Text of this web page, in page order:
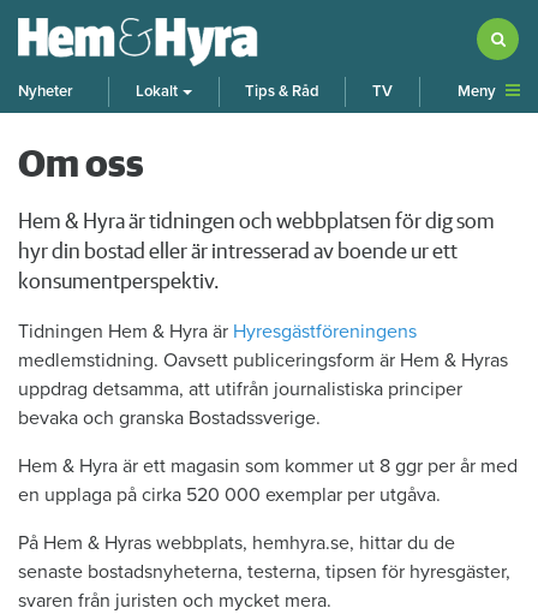
Nyheter Lokalt Tips & Råd TV Meny
Om oss
​Hem & Hyra är tidningen och webbplatsen för dig som
hyr din bostad eller är intresserad av boende ur ett
konsumentperspektiv.
Tidningen Hem & Hyra är Hyresgästföreningens
medlemstidning. Oavsett publiceringsform är Hem & Hyras
uppdrag detsamma, att utifrån journalistiska principer
bevaka och granska Bostadssverige.
Hem & Hyra är ett magasin som kommer ut 8 ggr per år med
en upplaga på cirka 520 000 exemplar per utgåva.
På Hem & Hyras webbplats, hemhyra.se, hittar du de
senaste bostadsnyheterna, testerna, tipsen för hyresgäster,
svaren från juristen och mycket mera.